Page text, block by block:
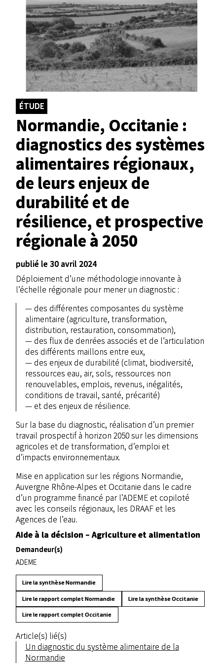
ÉTUDE
Normandie, Occitanie :
diagnostics des systèmes
alimentaires régionaux,
de leurs enjeux de
durabilité et de
résilience, et prospective
régionale à 2050
publié le 30 avril 2024
Déploiement d’une méthodologie innovante à
l’échelle régionale pour mener un diagnostic :
des différentes composantes du système
alimentaire (agriculture, transformation,
distribution, restauration, consommation),
des flux de denrées associés et de l’articulation
des différents maillons entre eux,
des enjeux de durabilité (climat, biodiversité,
ressources eau, air, sols, ressources non
renouvelables, emplois, revenus, inégalités,
conditions de travail, santé, précarité)
et des enjeux de résilience.
Sur la base du diagnostic, réalisation d’un premier
travail prospectif à horizon 2050 sur les dimensions
agricoles et de transformation, d’emploi et
d’impacts environnementaux.
Mise en application sur les régions Normandie,
Auvergne Rhône-Alpes et Occitanie dans le cadre
d’un programme financé par l’ADEME et copiloté
avec les conseils régionaux, les DRAAF et les
Agences de l’eau.
Aide à la décision – Agriculture et alimentation
Demandeur(s)
ADEME
Lire la synthèse Normandie
Lire le rapport complet Normandie Lire la synthèse Occitanie
Lire le rapport complet Occitanie
Article(s) lié(s)
Un diagnostic du système alimentaire de la
Normandie